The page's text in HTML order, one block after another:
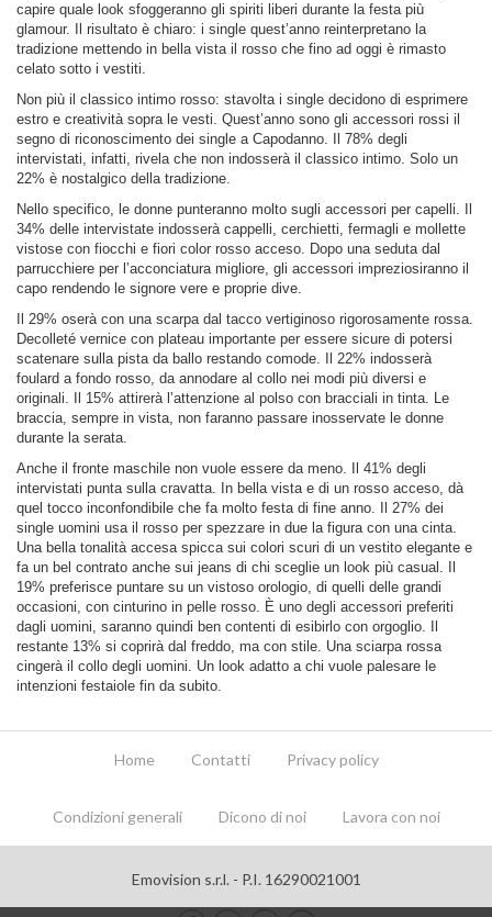
capire quale look sfoggeranno gli spiriti liberi durante la festa più
glamour. Il risultato è chiaro: i single quest’anno reinterpretano la
tradizione mettendo in bella vista il rosso che fino ad oggi è rimasto
celato sotto i vestiti.
Non più il classico intimo rosso: stavolta i single decidono di esprimere
estro e creatività sopra le vesti. Quest’anno sono gli accessori rossi il
segno di riconoscimento dei single a Capodanno. Il 78% degli
intervistati, infatti, rivela che non indosserà il classico intimo. Solo un
22% è nostalgico della tradizione.
Nello specifico, le donne punteranno molto sugli accessori per capelli. Il
34% delle intervistate indosserà cappelli, cerchietti, fermagli e mollette
vistose con fiocchi e fiori color rosso acceso. Dopo una seduta dal
parrucchiere per l’acconciatura migliore, gli accessori impreziosiranno il
capo rendendo le signore vere e proprie dive.
Il 29% oserà con una scarpa dal tacco vertiginoso rigorosamente rossa.
Decolleté vernice con plateau importante per essere sicure di potersi
scatenare sulla pista da ballo restando comode. Il 22% indosserà
foulard a fondo rosso, da annodare al collo nei modi più diversi e
originali. Il 15% attirerà l’attenzione al polso con bracciali in tinta. Le
braccia, sempre in vista, non faranno passare inosservate le donne
durante la serata.
Anche il fronte maschile non vuole essere da meno. Il 41% degli
intervistati punta sulla cravatta. In bella vista e di un rosso acceso, dà
quel tocco inconfondibile che fa molto festa di fine anno. Il 27% dei
single uomini usa il rosso per spezzare in due la figura con una cinta.
Una bella tonalità accesa spicca sui colori scuri di un vestito elegante e
fa un bel contrato anche sui jeans di chi sceglie un look più casual. Il
19% preferisce puntare su un vistoso orologio, di quelli delle grandi
occasioni, con cinturino in pelle rosso. È uno degli accessori preferiti
dagli uomini, saranno quindi ben contenti di esibirlo con orgoglio. Il
restante 13% si coprirà dal freddo, ma con stile. Una sciarpa rossa
cingerà il collo degli uomini. Un look adatto a chi vuole palesare le
intenzioni festaiole fin da subito.
Home Contatti Privacy policy
Condizioni generali Dicono di noi Lavora con noi
Emovision s.r.l. - P.I. 16290021001